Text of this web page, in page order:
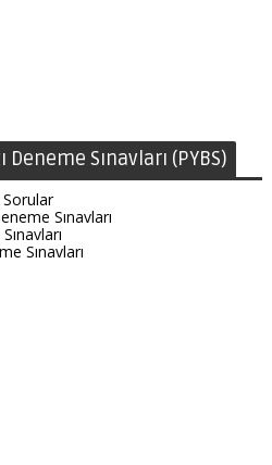
Deneme Sınavları (PYBS)
Sorular
Sınavları
Sınavları